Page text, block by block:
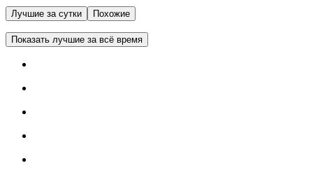
Лучшие за сутки Похожие
Показать лучшие за всё время